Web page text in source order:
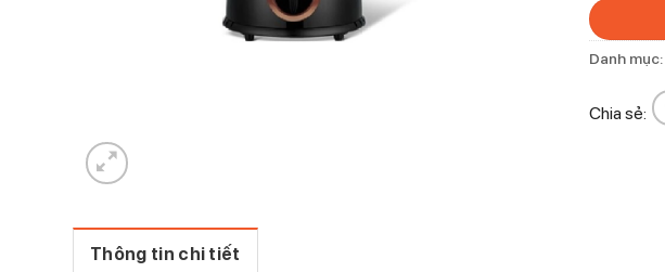
Danh
Chia sẻ:
Thông tin chi tiết